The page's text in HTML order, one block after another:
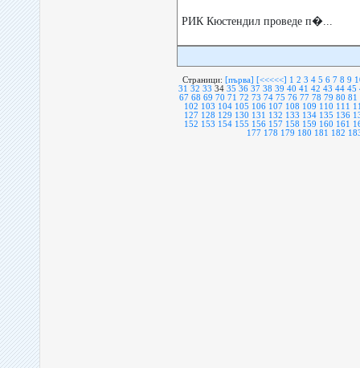
РИК Кюстендил проведе п�...
Страници: [първа] [<<<<<] 1 2 3 4 5 6 7 8 9
31 32 33 34 35 36 37 38 39 40 41 42 43 44 45
67 68 69 70 71 72 73 74 75 76 77 78 79 80 81
102 103 104 105 106 107 108 109 110 111
127 128 129 130 131 132 133 134 135 136
152 153 154 155 156 157 158 159 160 161
177 178 179 180 181 182